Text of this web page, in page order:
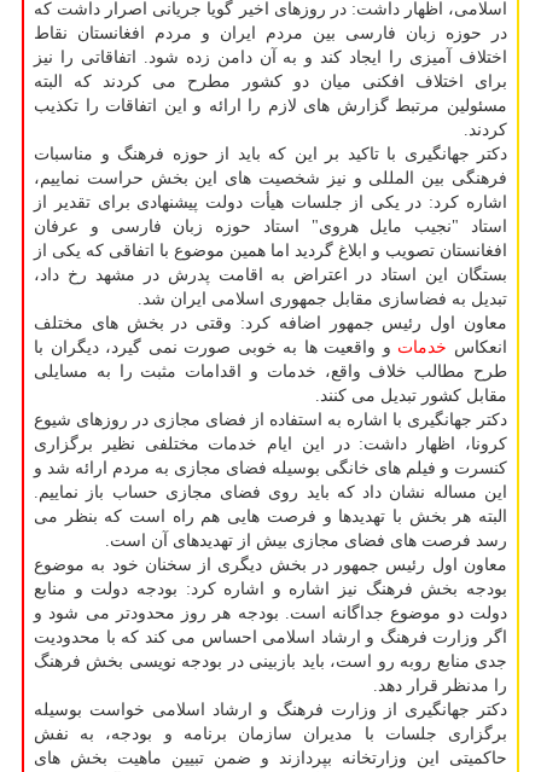
اسلامی، اظهار داشت: در روزهای اخیر گویا جریانی اصرار داشت که
در حوزه زبان فارسی بین مردم ایران و مردم افغانستان نقاط
اختلاف آمیزی را ایجاد کند و به آن دامن زده شود. اتفاقاتی را نیز
برای اختلاف افکنی میان دو کشور مطرح می کردند که البته
مسئولین مرتبط گزارش های لازم را ارائه و این اتفاقات را تکذیب
کردند.
دکتر جهانگیری با تاکید بر این که باید از حوزه فرهنگ و مناسبات
فرهنگی بین المللی و نیز شخصیت های این بخش حراست نماییم،
اشاره کرد: در یکی از جلسات هیأت دولت پیشنهادی برای تقدیر از
استاد "نجیب مایل هروی" استاد حوزه زبان فارسی و عرفان
افغانستان تصویب و ابلاغ گردید اما همین موضوع با اتفاقی که یکی از
بستگان این استاد در اعتراض به اقامت پدرش در مشهد رخ داد،
تبدیل به فضاسازی مقابل جمهوری اسلامی ایران شد.
معاون اول رئیس جمهور اضافه کرد: وقتی در بخش های مختلف
انعکاس خدمات و واقعیت ها به خوبی صورت نمی گیرد، دیگران با
طرح مطالب خلاف واقع، خدمات و اقدامات مثبت را به مسایلی
مقابل کشور تبدیل می کنند.
دکتر جهانگیری با اشاره به استفاده از فضای مجازی در روزهای شیوع
کرونا، اظهار داشت: در این ایام خدمات مختلفی نظیر برگزاری
کنسرت و فیلم های خانگی بوسیله فضای مجازی به مردم ارائه شد و
این مساله نشان داد که باید روی فضای مجازی حساب باز نماییم.
البته هر بخش با تهدیدها و فرصت هایی هم راه است که بنظر می
رسد فرصت های فضای مجازی بیش از تهدیدهای آن است.
معاون اول رئیس جمهور در بخش دیگری از سخنان خود به موضوع
بودجه بخش فرهنگ نیز اشاره و اشاره کرد: بودجه دولت و منابع
دولت دو موضوع جداگانه است. بودجه هر روز محدودتر می شود و
اگر وزارت فرهنگ و ارشاد اسلامی احساس می کند که با محدودیت
جدی منابع روبه رو است، باید بازبینی در بودجه نویسی بخش فرهنگ
را مدنظر قرار دهد.
دکتر جهانگیری از وزارت فرهنگ و ارشاد اسلامی خواست بوسیله
برگزاری جلسات با مدیران سازمان برنامه و بودجه، به نفش
حاکمیتی این وزارتخانه بپردازند و ضمن تبیین ماهیت بخش های